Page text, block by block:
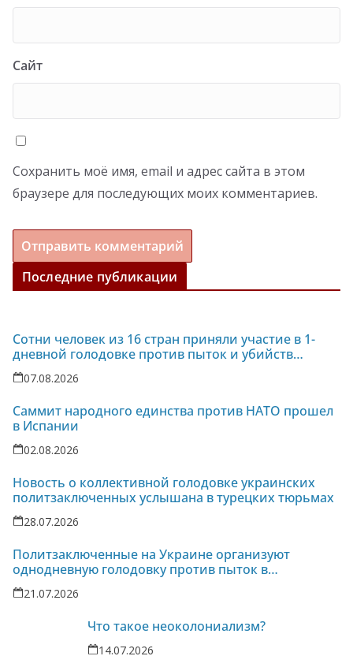
Сайт
Сохранить моё имя, email и адрес сайта в этом
браузере для последующих моих комментариев.
Последние публикации
Сотни человек из 16 стран приняли участие в 1-
дневной голодовке против пыток и убийств
политзаключенных на Украине
07.08.2026
Саммит народного единства против НАТО прошел
в Испании
02.08.2026
Новость о коллективной голодовке украинских
политзаключенных услышана в турецких тюрьмах
28.07.2026
Политзаключенные на Украине организуют
однодневную голодовку против пыток в
колонии-86
21.07.2026
Что такое неоколониализм?
14.07.2026